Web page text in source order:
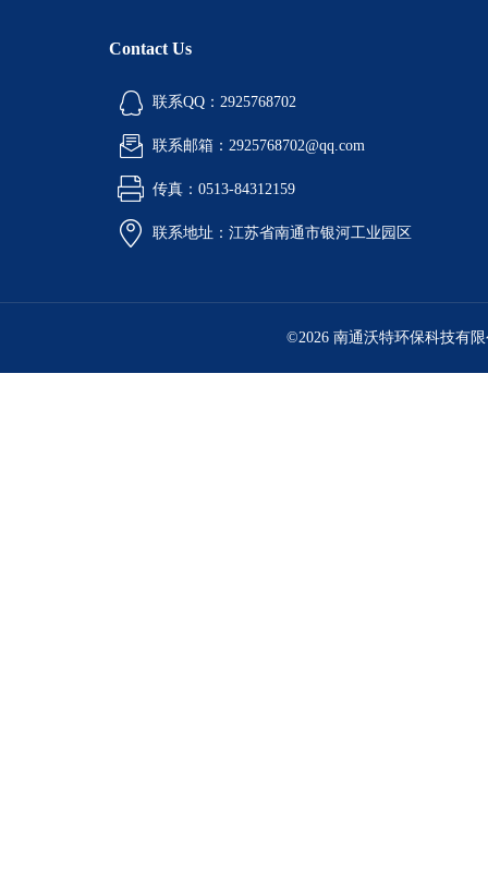
Contact Us
联系QQ：2925768702
联系邮箱：2925768702@qq.com
传真：0513-84312159
联系地址：江苏省南通市银河工业园区
©2026 南通沃特环保科技有